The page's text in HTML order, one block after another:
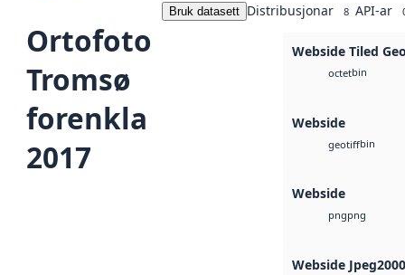
Ortofoto
Tromsø
forenkla
2017
Bruk datasett Distribusjonar 8 API-ar
Webside Tiled
octetbin
Webside
geotiffbin
Webside
pngpng
Webside Jpeg2000